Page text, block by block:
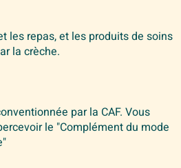
les repas, et les produits de soins
la crèche.
par la CAF. Vous
le "Complément du mode